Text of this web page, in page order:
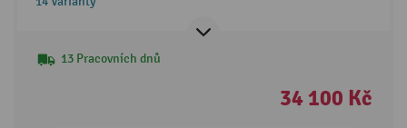
13 Pracovních dnů
34 100 Kč